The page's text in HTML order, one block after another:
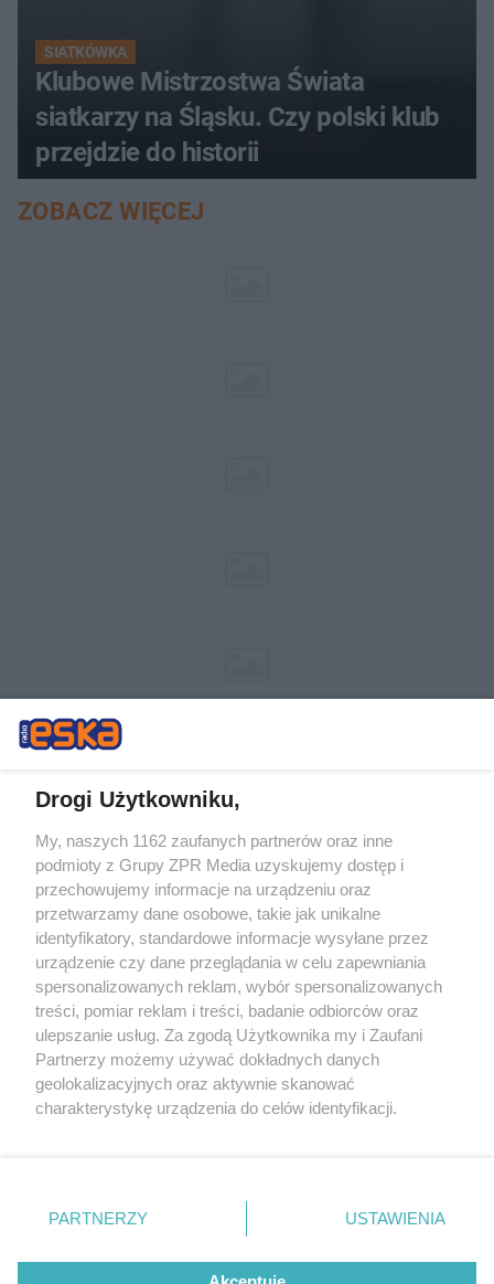
SIATKÓWKA
Klubowe Mistrzostwa Świata
siatkarzy na Śląsku. Czy polski klub
przejdzie do historii
ZOBACZ WIĘCEJ
Żaden utwór zamieszczony w serwisie nie może być powielany i
rozpowszechniany lub dalej rozpowszechniany w jakikolwiek sposób (w
tym także elektroniczny lub mechaniczny) na jakimkolwiek polu
eksploatacji w jakiejkolwiek formie, włącznie z umieszczaniem w
Internecie bez pisemnej zgody właściciela praw. Jakiekolwiek użycie lub
wykorzystanie utworów w całości lub w części z naruszeniem prawa,
tzn. bez właściwej zgody, jest zabronione pod groźbą kary i może być
ścigane prawnie.
© 2026 Grupa ZPR Media
Drogi Użytkowniku,
My, naszych 1162 zaufanych partnerów oraz inne
podmioty z Grupy ZPR Media uzyskujemy dostęp i
przechowujemy informacje na urządzeniu oraz
przetwarzamy dane osobowe, takie jak unikalne
identyfikatory, standardowe informacje wysyłane przez
urządzenie czy dane przeglądania w celu zapewniania
spersonalizowanych reklam, wybór spersonalizowanych
treści, pomiar reklam i treści, badanie odbiorców oraz
ulepszanie usług. Za zgodą Użytkownika my i Zaufani
Partnerzy możemy używać dokładnych danych
geolokalizacyjnych oraz aktywnie skanować
charakterystykę urządzenia do celów identyfikacji.
zmienić/wycofać klikając przycisk ustawień prywatności
znajdujący się w lewym dolnym rogu strony
rodzaje przetwarzania danych nie wymagają zgody
PARTNERZY USTAWIENIA